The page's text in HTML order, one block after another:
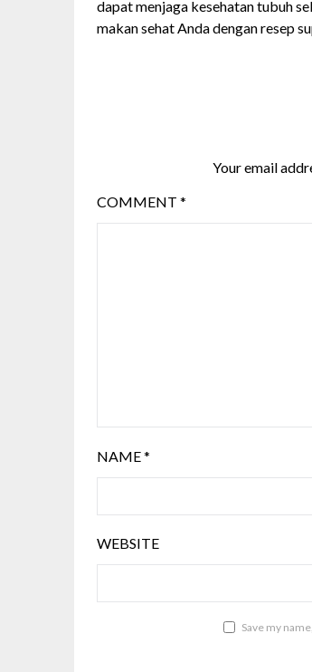
dapat menjaga kesehatan tubuh
makan sehat Anda dengan resep
Your email
COMMENT *
NAME*
WEBSITE
Save my